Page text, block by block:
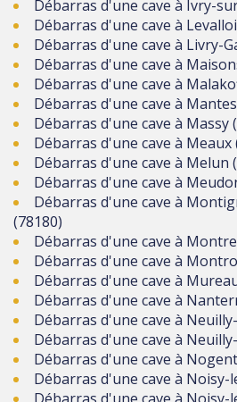
Débarras d'une cave à Ivry-
Débarras d'une cave à
Débarras d'une cave à Livry-
Débarras d'une cave à
Débarras d'une cave à
Débarras d'une cave à
Débarras d'une cave à Massy
Débarras d'une cave à Meaux
Débarras d'une cave à Melun
Débarras d'une cave à
Débarras d'une cave à
(78180)
Débarras d'une cave à
Débarras d'une cave à
Débarras d'une cave à
Débarras d'une cave à
Débarras d'une cave à
Débarras d'une cave à
Débarras d'une cave à
Débarras d'une cave à Noisy-
Débarras d'une cave à Noisy-